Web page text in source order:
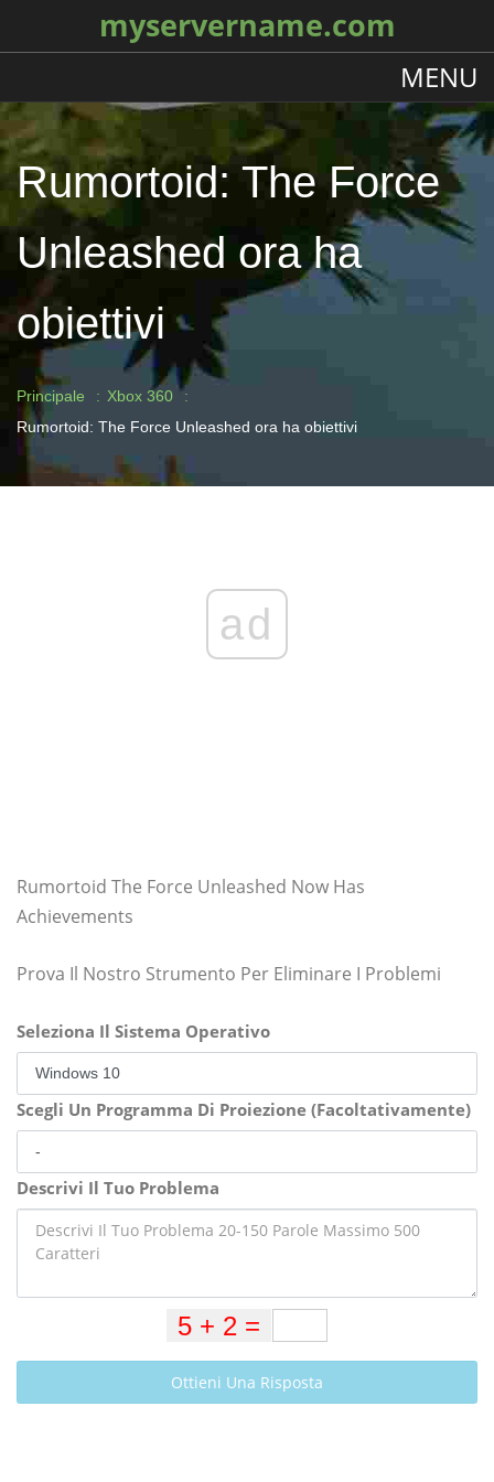
myservername.com
MENU
Rumortoid: The Force
Unleashed ora ha
obiettivi
Principale
Xbox 360
Rumortoid: The Force Unleashed ora ha obiettivi
ad
Rumortoid The Force Unleashed Now Has
Achievements
Prova Il Nostro Strumento Per Eliminare I Problemi
Seleziona Il Sistema Operativo
Scegli Un Programma Di Proiezione (Facoltativamente)
Descrivi Il Tuo Problema
Ottieni Una Risposta